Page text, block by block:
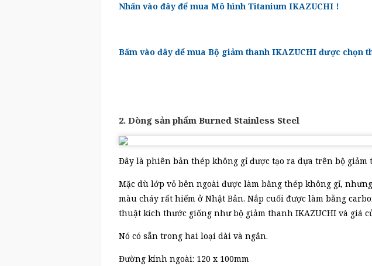
Nhấn vào đây để mua Mô hình Titanium IKAZUCHI !
Bấm vào đây để mua Bộ giảm thanh IKAZUCHI được chọn
2. Dòng sản phẩm Burned Stainless Steel
Đây là phiên bản thép không gỉ được tạo ra dựa trên bộ giảm
Mặc dù lớp vỏ bên ngoài được làm bằng thép không gỉ,
màu cháy rất hiếm ở Nhật Bản. Nắp cuối được làm bằng
thuật kích thước giống như bộ giảm thanh IKAZUCHI và giá
Nó có sẵn trong hai loại dài và ngắn.
Đường kính ngoài: 120 x 100mm